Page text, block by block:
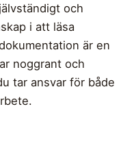
och
i att läsa
är en
noggrant och
tar ansvar för både